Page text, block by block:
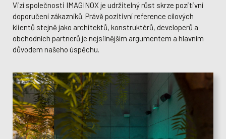
Vizí společnosti IMAGINOX je udržitelný růst skrze pozitivní
doporučení zákazníků. Právě pozitivní reference cílových
klientů stejně jako architektů, konstruktérů, developerů a
obchodních partnerů je nejsilnějším argumentem a hlavním
důvodem našeho úspěchu.